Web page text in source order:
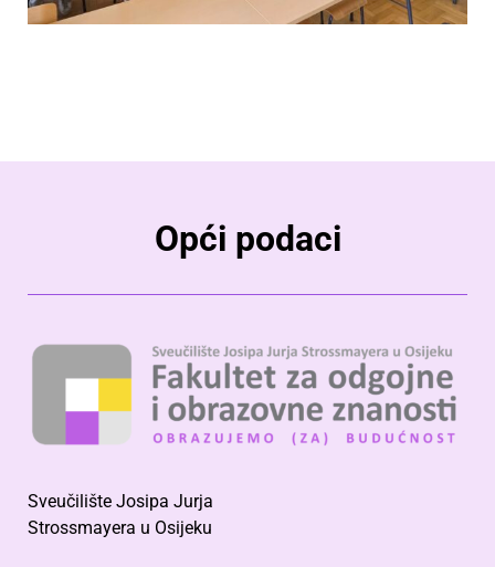
Opći podaci
Sveučilište Josipa Jurja
Strossmayera u Osijeku